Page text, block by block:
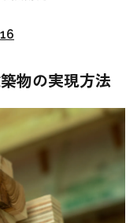
物の実現方法